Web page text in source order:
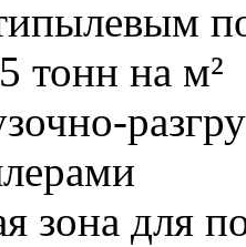
тонн на м²
зона для